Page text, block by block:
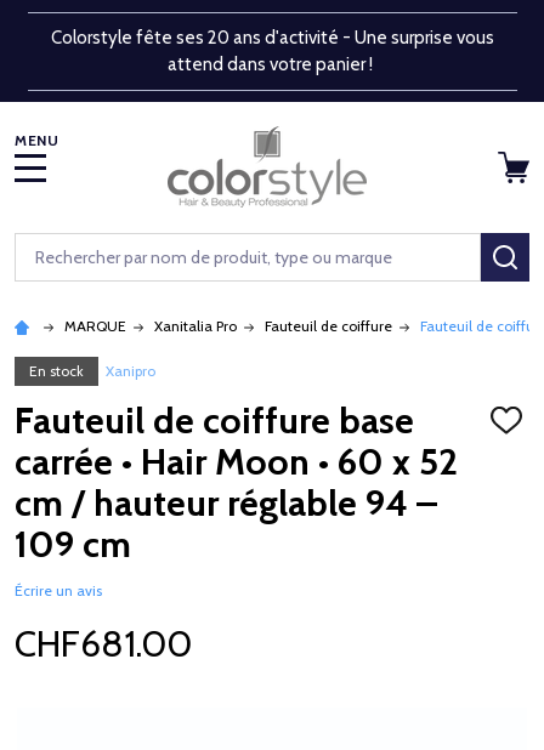
Colorstyle fête ses 20 ans d'activité - Une surprise vous
attend dans votre panier !
Rechercher
MARQUE Xanitalia Pro Fauteuil de coiffure Fauteuil de
En stock Xanipro
Fauteuil de coiffure base
carrée • Hair Moon • 60 x 52
cm / hauteur réglable 94 –
109 cm
Écrire un avis
CHF681.00